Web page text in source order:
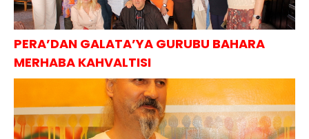
PERA’DAN GALATA’YA GURUBU BAHARA
MERHABA KAHVALTISI